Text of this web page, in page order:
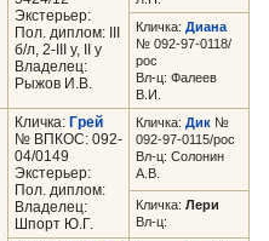
Экстерьер:
Пол. диплом: III
б/л, 2-III у, II у
Владелец:
Рыжов И.В.
Кличка: Диана
№ 092-97-0118/
рос
Вл-ц: Фалеев
В.И.
Кличка: Грей
№ ВПКОС: 092-
04/0149
Экстерьер:
Пол. диплом:
Владелец:
Шпорт Ю.Г.
Кличка: Дик №
092-97-0115/рос
Вл-ц: Солонин
А.В.
Кличка: Лери
Вл-ц: